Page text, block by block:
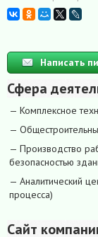
Написать
Сфера
— Комплексное
—
— Производство
безопасностью
— Аналитический
процесса)
Сайт